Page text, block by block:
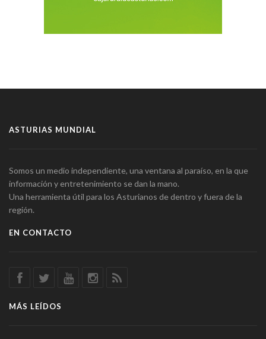
ASTURIAS MUNDIAL
Somos un medio independiente, una ventana al paraíso, en la que
información y entretenimiento se dan la mano.
Una herramienta útil para los Asturianos de dentro y fuera de la
región.
EN CONTACTO
MÁS LEÍDOS